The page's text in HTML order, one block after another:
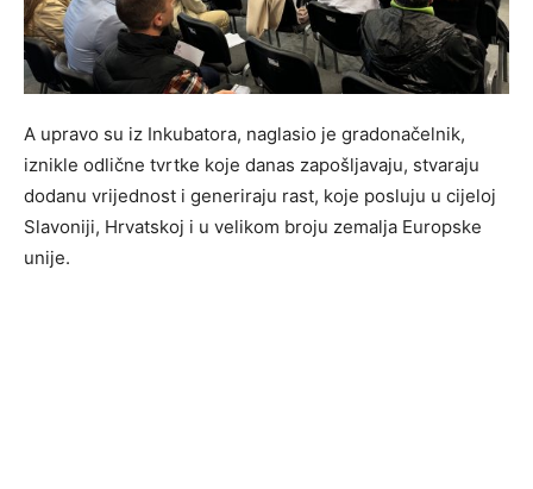
A upravo su iz Inkubatora, naglasio je gradonačelnik,
iznikle odlične tvrtke koje danas zapošljavaju, stvaraju
dodanu vrijednost i generiraju rast, koje posluju u cijeloj
Slavoniji, Hrvatskoj i u velikom broju zemalja Europske
unije.